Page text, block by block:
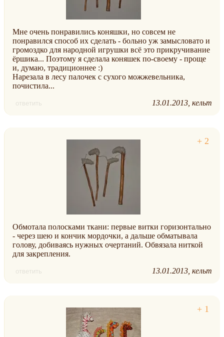
Мне очень понравились коняшки, но совсем не
понравился способ их сделать - больно уж замысловато и
громоздко для народной игрушки всё это прикручивание
ёршика... Поэтому я сделала коняшек по-своему - проще
и, думаю, традиционнее :)
Нарезала в лесу палочек с сухого можжевельника,
почистила...
ответить 13.01.2013 кельт
Обмотала полосками ткани: первые витки горизонтально
- через шею и кончик мордочки, а дальше обматывала
голову, добиваясь нужных очертаний. Обвязала ниткой
для закрепления.
ответить 13.01.2013 кельт